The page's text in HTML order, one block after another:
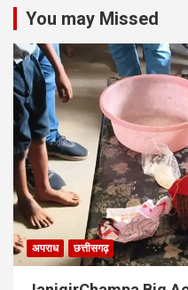
You may Missed
अपराध छत्तीसगढ़